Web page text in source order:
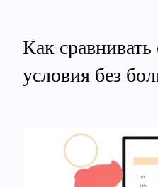
Как сравнивать
условия без